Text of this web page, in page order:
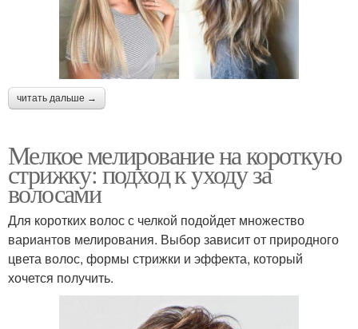
читать дальше →
Мелкое мелирование на короткую
стрижку: подход к уходу за
волосами
Для коротких волос с челкой подойдет множество
вариантов мелирования. Выбор зависит от природного
цвета волос, формы стрижки и эффекта, который
хочется получить.